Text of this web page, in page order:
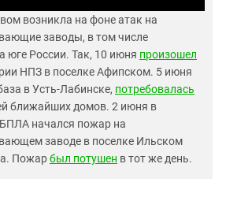
возникла на фоне атак на
заводы, в том числе
юге России. Так, 10 июня произошел
НПЗ в поселке Афипском. 5 июня
в Усть-Лабинске, потребовалась
ближайших домов. 2 июня в
БПЛА начался пожар на
заводе в поселке Ильском
Пожарбыл потушен в тот же день.